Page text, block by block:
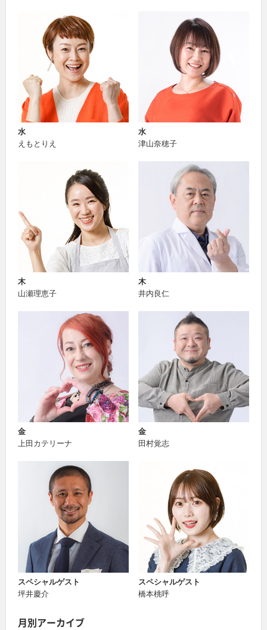
水
えもとりえ
水
津山奈穂子
木
山瀬理恵子
木
井内良仁
金
上田カテリーナ
金
田村覚志
スペシャルゲスト
坪井慶介
スペシャルゲスト
橋本桃呼
月別アーカイブ